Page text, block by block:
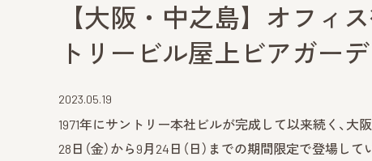
【大阪・中之島】オフィ
トリービル屋上ビアガー
2023.05.19
1971年にサントリー本社ビルが完成して以来続く、大
28日（金）から9月24日（日）までの期間限定で登場して